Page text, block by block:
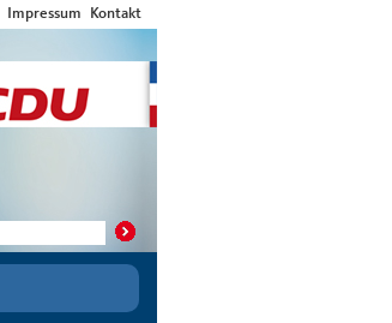
Impressum Kontakt